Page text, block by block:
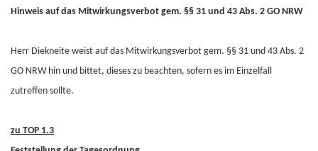
Hinweis auf das Mitwirkungsverbot gem. §§ 31 und 43 Abs. 2 GO NRW
Herr Diekneite weist auf das Mitwirkungsverbot gem. §§ 31 und 43 Abs. 2
GO NRW hin und bittet, dieses zu beachten, sofern es im Einzelfall
zutreffen sollte.
zu TOP 1.3